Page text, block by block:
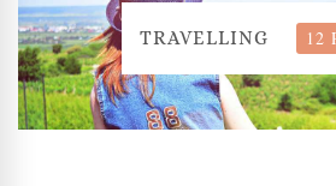
TRAVELLING 12